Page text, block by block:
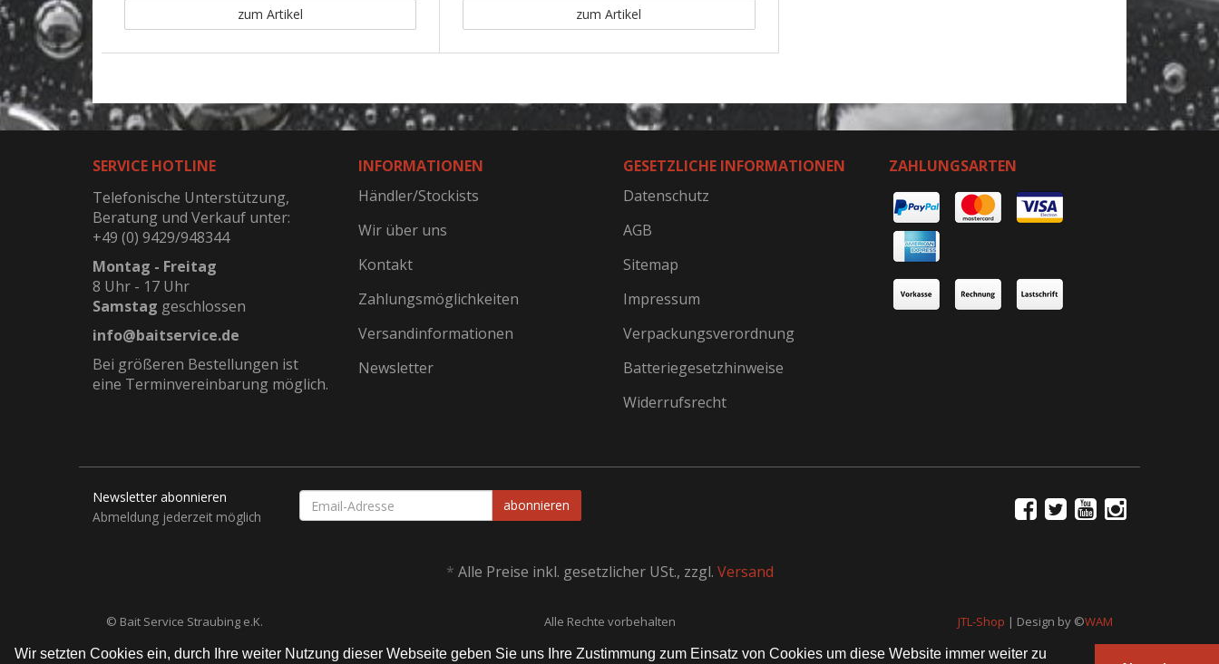
Wir setzten Cookies ein, durch Ihre weiter Nutzung dieser Webseite geben Sie uns Ihre Zustimmung zum Einsatz von Cookies um diese Website immer weiter zu
zum Artikel zum Artikel
SERVICE HOTLINE
Telefonische Unterstützung,
Beratung und Verkauf unter:
+49 (0) 9429/948344
Montag - Freitag
8 Uhr - 17 Uhr
Samstag geschlossen
info@baitservice.de
Bei größeren Bestellungen ist
eine Terminvereinbarung möglich.
INFORMATIONEN
Händler/Stockists
Wir über uns
Kontakt
Zahlungsmöglichkeiten
Versandinformationen
Newsletter
GESETZLICHE INFORMATIONEN
Datenschutz
AGB
Sitemap
Impressum
Verpackungsverordnung
Batteriegesetzhinweise
Widerrufsrecht
ZAHLUNGSARTEN
Newsletter abonnieren
Abmeldung jederzeit möglich
EMAIL-
ADRESSE
abonnieren
* Alle Preise inkl. gesetzlicher USt., zzgl. Versand
© Bait Service Straubing e.K. Alle Rechte vorbehalten JTL-Shop | Design by ©WAM